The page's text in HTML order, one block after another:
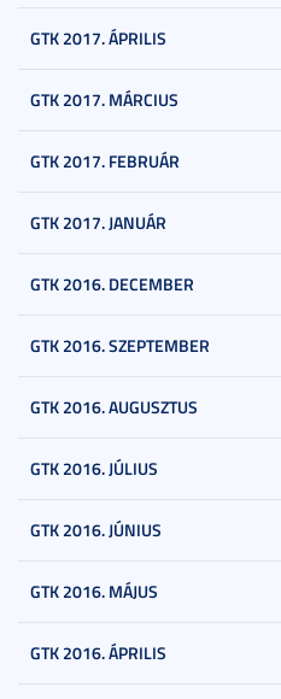
GTK 2017. ÁPRILIS
GTK 2017. MÁRCIUS
GTK 2017. FEBRUÁR
GTK 2017. JANUÁR
GTK 2016. DECEMBER
GTK 2016. SZEPTEMBER
GTK 2016. AUGUSZTUS
GTK 2016. JÚLIUS
GTK 2016. JÚNIUS
GTK 2016. MÁJUS
GTK 2016. ÁPRILIS